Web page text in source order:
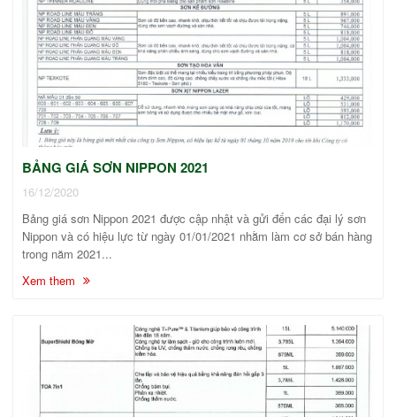
BẢNG GIÁ SƠN NIPPON 2021
16/12/2020
Bảng giá sơn Nippon 2021 được cập nhật và gửi đến các đại lý sơn
Nippon và có hiệu lực từ ngày 01/01/2021 nhằm làm cơ sở bán hàng
trong năm 2021...
Xem them